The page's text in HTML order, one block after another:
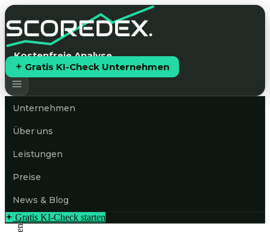
Kostenfreie Analyse
Gratis KI-Check Unternehmen
Unternehmen
Über uns
Leistungen
Preise
News & Blog
Gratis KI-Check starten